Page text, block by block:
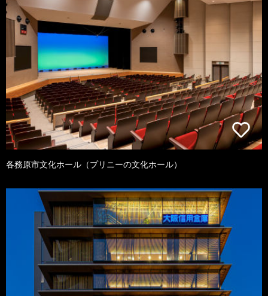
各務原市文化ホール（プリニーの文化ホール）